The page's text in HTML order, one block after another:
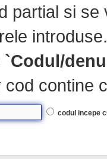
partial si
introduse.
`Codul/
contine
codul incepe